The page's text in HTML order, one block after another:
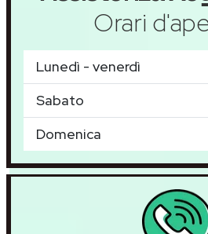
Orari
Lunedì - venerdì
Sabato
Domenica